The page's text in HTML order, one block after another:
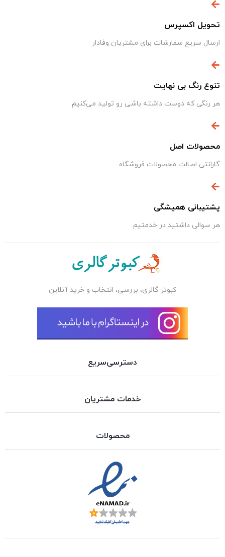
تحویل اکسپرس
ارسال سریع سفارشات برای مشتریان وفادار
تنوع رنگ بی نهایت
هر رنگی که دوست داشته باشی رو تولید می‌کنیم.
محصولات اصل
گارانتی اصالت محصولات فروشگاه
پشتیبانی همیشگی
هر سوالی داشتید در خدمتیم
کبوتر گالری، بررسی، انتخاب و خرید آنلاین
دسترسی‌سریع
خدمات مشتریان
محصولات